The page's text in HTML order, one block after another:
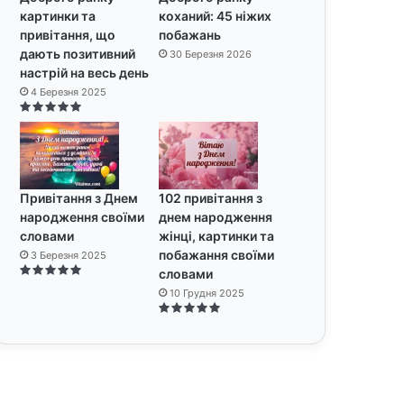
картинки та
привітання, що
дають позитивний
настрій на весь день
4 Березня 2025
коханий: 45 ніжих
побажань
30 Березня 2026
Привітання з Днем
народження своїми
словами
3 Березня 2025
102 привітання з
днем народження
жінці, картинки та
побажання своїми
словами
10 Грудня 2025